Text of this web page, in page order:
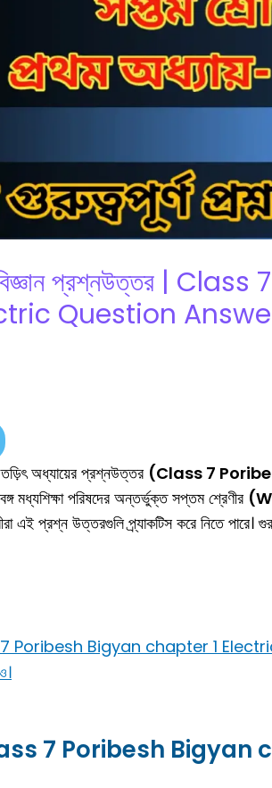
বিজ্ঞান প্রশ্নউত্তর |
Question
অধ্যায়ের প্রশ্নউত্তর (Class 7
মধ্যশিক্ষা পরিষদের অন্তর্ভুক্ত সপ্তম শ্রেণীর
এই প্রশ্ন উত্তরগুলি প্র্যাকটিস করে নিতে পারে।
7 Poribesh Bigyan chapter 1
(Class 7 Poribesh